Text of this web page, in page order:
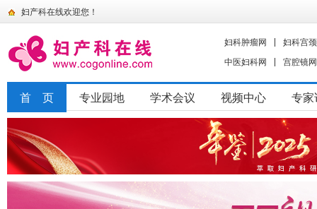
妇产科在线欢迎您！
妇科肿瘤网
妇科宫
中医妇科网
宫腔镜网
首 页 专业园地 学术会议 视频中心 专家